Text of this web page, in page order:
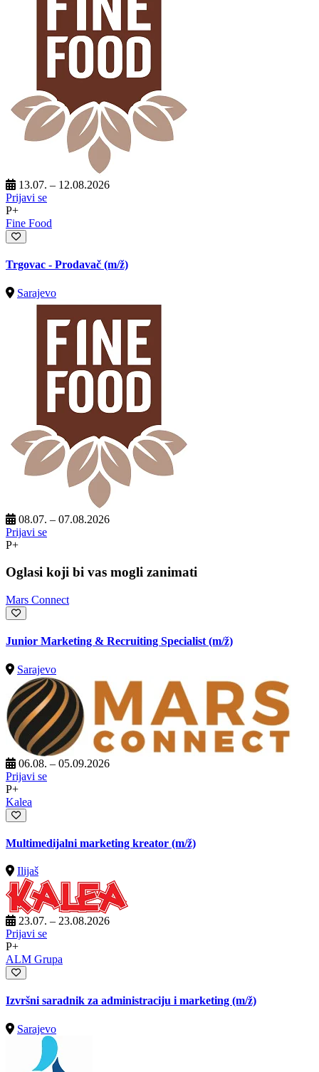
13.07. – 12.08.2026
Prijavi se
P+
Fine Food
Trgovac - Prodavač (m/ž)
Sarajevo
08.07. – 07.08.2026
Prijavi se
P+
Oglasi koji bi vas mogli zanimati
Mars Connect
Junior Marketing & Recruiting Specialist(m/ž)
Sarajevo
06.08. – 05.09.2026
Prijavi se
P+
Kalea
Multimedijalni marketing kreator (m/ž)
Ilijaš
23.07. – 23.08.2026
Prijavi se
P+
ALM Grupa
Izvršni saradnik za administraciju i marketing (m/ž)
Sarajevo